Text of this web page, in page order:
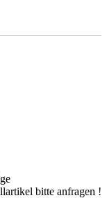
bitte anfragen !